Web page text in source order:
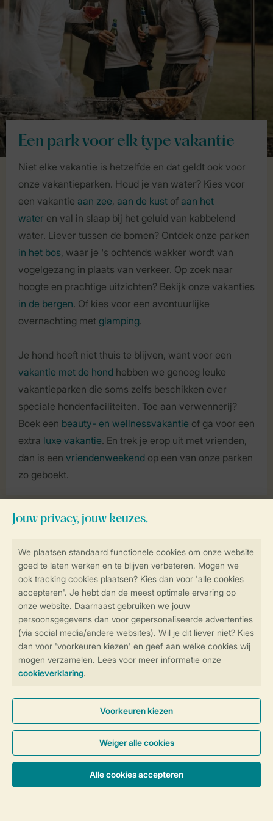
Een park voor elk type vakantie
Niet elke vakantie is hetzelfde en dat geldt ook voor
onze vakantieparken. Houd je van water? Kies voor
een vakantie aan zee, aan de kust of aan het
water en val in slaap bij het geluid van kabbelend
water. Liever tussen de bomen? Ontdek onze parken
in het bos, waar je 's ochtends wakker wordt van
vogelgezang in plaats van verkeer. Op zoek naar
hoogte en prachtige uitzichten? Bekijk onze vakanties
in de bergen. Of kies voor een avontuurlijke
overnachting met glamping.
Je hond hoeft niet thuis te blijven, want voor een
vakantie met de hond hebben we genoeg leuke
vakantieparken die soms zelfs beschikken over
speciale hondenfaciliteiten. Toe aan verwennerij?
Boek een beauty- en wellnessvakantie of ga voor een
extra luxe vakantie. En trek je erop uit met vrienden,
dan is een vriendenweekend op een van onze parken
zo geboekt.
Ontdek de vele faciliteiten en